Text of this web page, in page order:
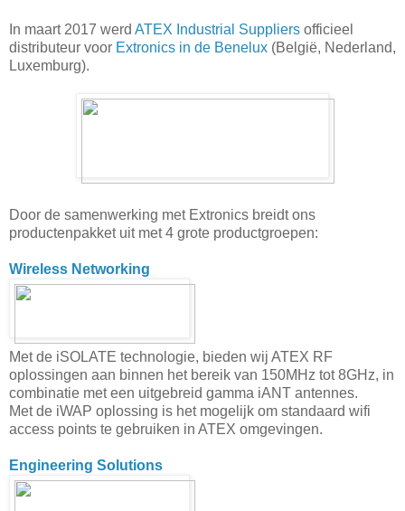
In maart 2017 werd ATEX Industrial Suppliers officieel
distributeur voor Extronics in de Benelux (België, Nederland,
Luxemburg).
Door de samenwerking met Extronics breidt ons
productenpakket uit met 4 grote productgroepen:
Wireless Networking
Met de iSOLATE technologie, bieden wij ATEX RF
oplossingen aan binnen het bereik van 150MHz tot 8GHz, in
combinatie met een uitgebreid gamma iANT antennes.
Met de iWAP oplossing is het mogelijk om standaard wifi
access points te gebruiken in ATEX omgevingen.
Engineering Solutions